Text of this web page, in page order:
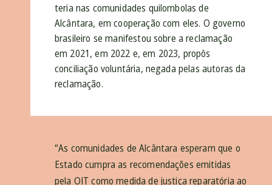
teria nas comunidades quilombolas de
Alcântara, em cooperação com eles. O governo
brasileiro se manifestou sobre a reclamação
em 2021, em 2022 e, em 2023, propôs
conciliação voluntária, negada pelas autoras da
reclamação.
“As comunidades de Alcântara esperam que o
Estado cumpra as recomendações emitidas
pela OIT como medida de justiça reparatória ao